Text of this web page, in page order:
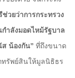
วยว่าการกระทรวง
ำลังมอดไหม้รัฐบาล
น้องกัน” ที่ถึงขนาด
รัพย์สินให้มูลนิธิธร